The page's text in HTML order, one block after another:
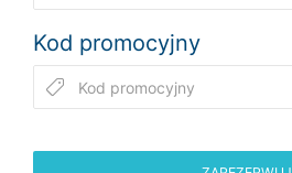
Kod promocyjny